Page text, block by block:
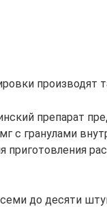
производят
препарат
с гранулами
до десяти